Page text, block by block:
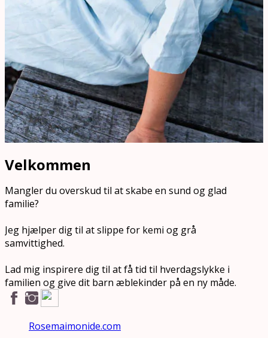
Velkommen
Mangler du overskud til at skabe en sund og glad
familie?
Jeg hjælper dig til at slippe for kemi og grå
samvittighed.
Lad mig inspirere dig til at få tid til hverdagslykke i
familien og give dit barn æblekinder på en ny måde.
Rosemaimonide.com